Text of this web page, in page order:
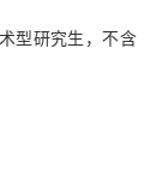
型研究生，不含